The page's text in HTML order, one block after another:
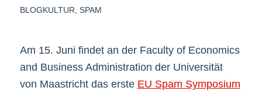
BLOGKULTUR SPAM
Am 15. Juni findet an der Faculty of Economics
and Business Administration der Universität
von Maastricht das erste EU Spam Symposium